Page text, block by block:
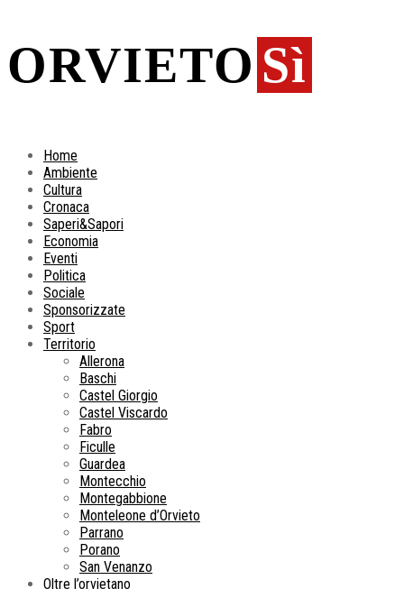
ORVIETO Sì
Home
Ambiente
Cultura
Cronaca
Saperi&Sapori
Economia
Eventi
Politica
Sociale
Sponsorizzate
Sport
Territorio
Allerona
Baschi
Castel Giorgio
Castel Viscardo
Fabro
Ficulle
Guardea
Montecchio
Montegabbione
Monteleone d’Orvieto
Parrano
Porano
San Venanzo
Oltre l’orvietano